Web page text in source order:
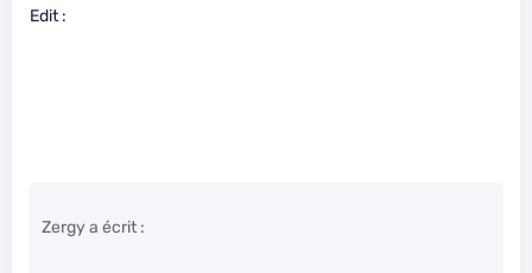
Edit :
Zergy a écrit :